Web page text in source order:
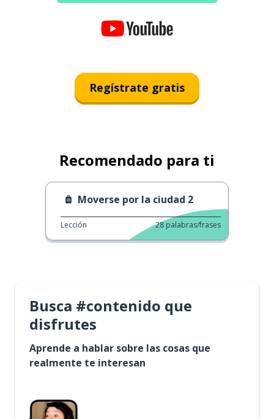
Regístrate gratis
Recomendado para ti
Moverse por la ciudad 2
Lección 28 palabras/frases
Busca #contenido que
disfrutes
Aprende a hablar sobre las cosas que
realmente te interesan